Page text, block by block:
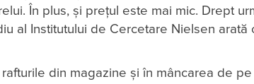
În plus, și prețul este mai mic. Drept
al Institutului de Cercetare Nielsen arată
din magazine și în mâncarea de